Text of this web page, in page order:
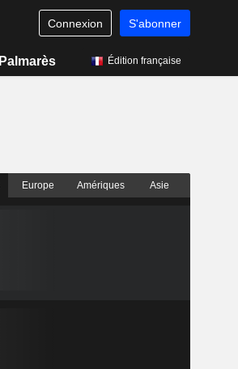
Connexion S'abonner
Palmarès Édition française
Europe Amériques Asie